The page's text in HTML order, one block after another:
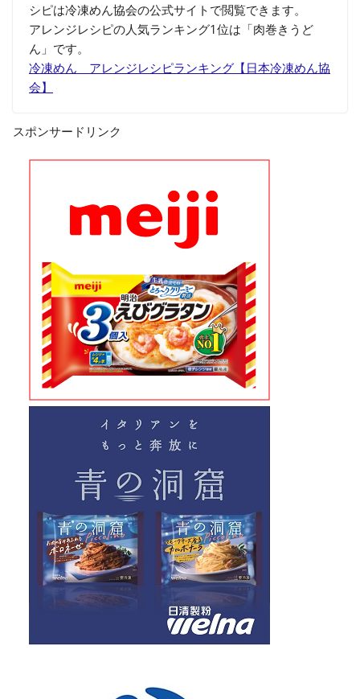
シピは冷凍めん協会の公式サイトで閲覧できます。
アレンジレシピの人気ランキング1位は「肉巻きうど
ん」です。
冷凍めん アレンジレシピランキング【日本冷凍めん協
会】
スポンサードリンク